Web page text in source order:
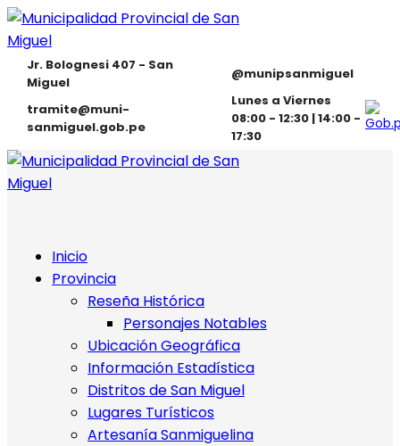
Jr. Bolognesi 407 - San
Miguel
@munipsanmiguel
tramite@muni-
sanmiguel.gob.pe
Lunes a Viernes
08:00 - 12:30 | 14:00 -
17:30
Inicio
Provincia
Reseña Histórica
Personajes Notables
Ubicación Geográfica
Información Estadística
Distritos de San Miguel
Lugares Turísticos
Artesanía Sanmiguelina